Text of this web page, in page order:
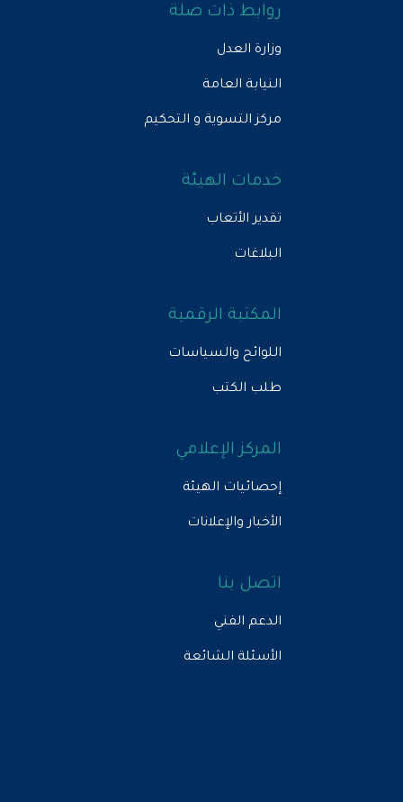
روابط ذات صلة
وزارة العدل
النيابة العامة
مركز التسوية و التحكيم
خدمات الهيئة
تقدير الأتعاب
البلاغات
المكتبة الرقمية
اللوائح والسياسات
طلب الكتب
المركز الإعلامي
إحصائيات الهيئة
الأخبار والإعلانات
اتصل بنا
الدعم الفني
الأسئلة الشائعة